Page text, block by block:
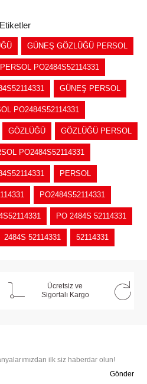
Etiketler
GÜNEŞ GÖZLÜĞÜ PERSOL
PO2484S52114331
GÜNEŞ PERSOL
PO2484S52114331
GÖZLÜĞÜ GÖZLÜĞÜ PERSOL
PO2484S52114331
PERSOL
PO2484S52114331
PO 2484S 52114331
2484S 52114331 52114331
Ücretsiz ve
Sigortalı Kargo
ilk siz haberdar olun!
Gönder